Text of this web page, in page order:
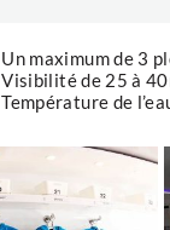
Un maximum de 3
Visibilité de 25 à
Température de